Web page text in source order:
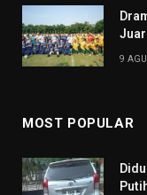
9
MOST POPULAR